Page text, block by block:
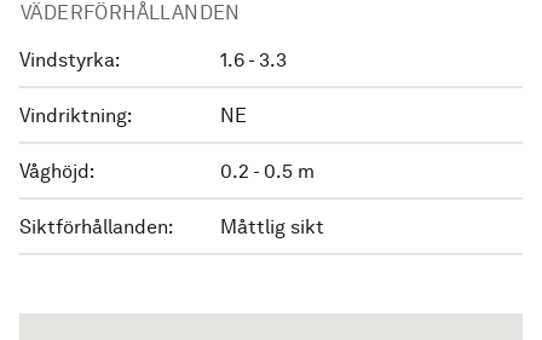
VÄDERFÖRHÅLLANDEN
Vindstyrka: 1.6 - 3.3
Vindriktning: NE
Våghöjd: 0.2 - 0.5 m
Siktförhållanden: Måttlig sikt